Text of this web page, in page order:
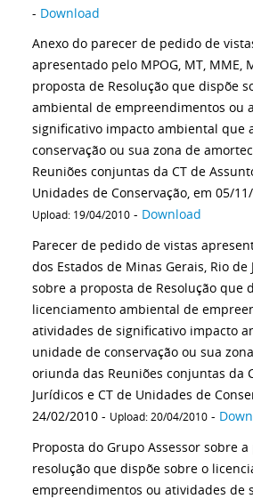
- Download
Anexo do parecer de pedido de
apresentado pelo MPOG, MT, MME,
proposta de Resolução que dispõe
ambiental de empreendimentos ou
significativo impacto ambiental que
conservação ou sua zona de
Reuniões conjuntas da CT de
Unidades de Conservação, em 05/
Upload: 19/04/2010 - Download
Parecer de pedido de vistas
dos Estados de Minas Gerais, Rio de
sobre a proposta de Resolução que
licenciamento ambiental de
atividades de significativo impacto
unidade de conservação ou sua
oriunda das Reuniões conjuntas da
Jurídicos e CT de Unidades de
24/02/2010 - Upload: 20/04/2010 -
Proposta do Grupo Assessor sobre
resolução que dispõe sobre o
empreendimentos ou atividades de